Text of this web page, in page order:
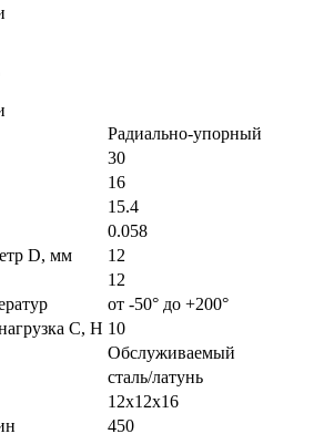
Радиально-упорный
30
16
15.4
0.058
D, мм
12
12
от -50° до +200°
C, Н 10
Обслуживаемый
сталь/латунь
12x12x16
450